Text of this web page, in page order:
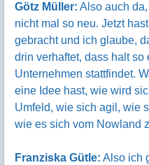
Götz Müller: Also auch
nicht mal so neu. Jetzt
gebracht und ich glaube,
drin verhaftet, dass halt
Unternehmen stattfindet.
eine Idee hast, wie wird
Umfeld, wie sich agil, wie
wie es sich vom Nowland
Franziska Gütle: Also ich